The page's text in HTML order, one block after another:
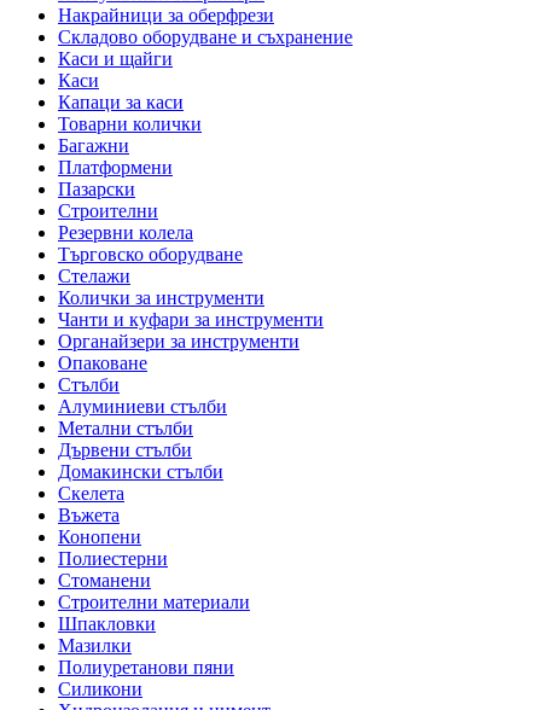
Накрайници за оберфрези
Складово оборудване и съхранение
Каси и щайги
Каси
Капаци за каси
Товарни колички
Багажни
Платформени
Пазарски
Строителни
Резервни колела
Търговско оборудване
Стелажи
Колички за инструменти
Чанти и куфари за инструменти
Органайзери за инструменти
Опаковане
Стълби
Алуминиеви стълби
Метални стълби
Дървени стълби
Домакински стълби
Скелета
Въжета
Конопени
Полиестерни
Стоманени
Строителни материали
Шпакловки
Мазилки
Полиуретанови пяни
Силикони